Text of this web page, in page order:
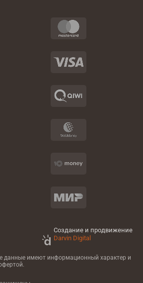
Создание и продвижение
Darvin Digital
данные имеют информационный характер и